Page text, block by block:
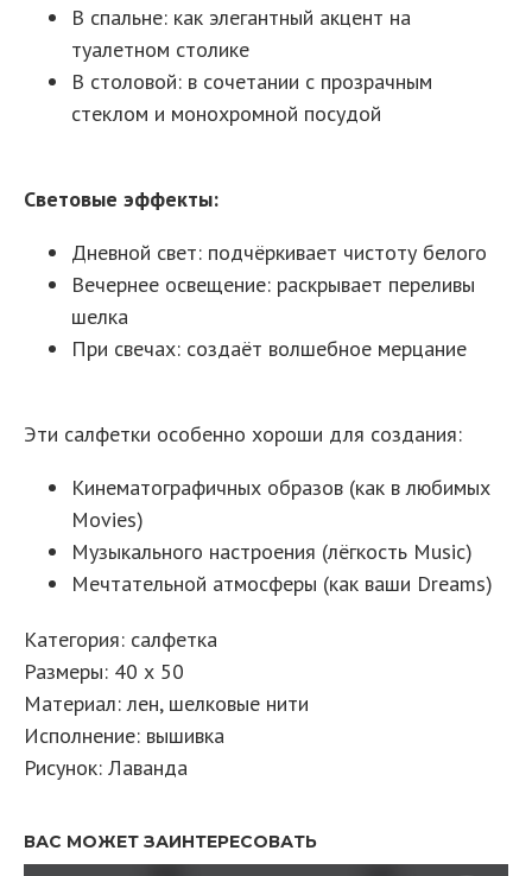
В спальне: как элегантный акцент на
туалетном столике
В столовой: в сочетании с прозрачным
стеклом и монохромной посудой
Световые эффекты:
Дневной свет: подчёркивает чистоту белого
Вечернее освещение: раскрывает переливы
шелка
При свечах: создаёт волшебное мерцание
Эти салфетки особенно хороши для создания:
Кинематографичных образов (как в любимых
Movies)
Музыкального настроения (лёгкость Music)
Мечтательной атмосферы (как ваши Dreams)
Категория: салфетка
Размеры: 40 х 50
Материал: лен, шелковые нити
Исполнение: вышивка
Рисунок: Лаванда
ВАС МОЖЕТ ЗАИНТЕРЕСОВАТЬ